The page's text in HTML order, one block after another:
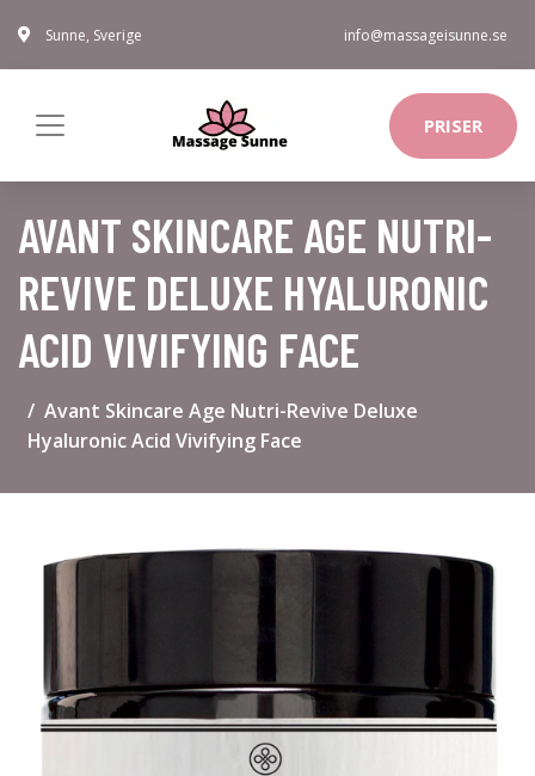
Sunne, Sverige info@massageisunne.se
PRISER
AVANT SKINCARE AGE NUTRI-
REVIVE DELUXE HYALURONIC
ACID VIVIFYING FACE
Avant Skincare Age Nutri-Revive Deluxe
Hyaluronic Acid Vivifying Face